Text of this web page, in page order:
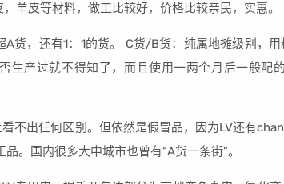
羊皮等材料，做工比较好，价格比较亲民，实惠。
货，还有1：1的货。 C货/B货：纯属地摊级别，用
生产过就不得知了，而且使用一两个月后一般配
不出任何区别。但依然是假冒品，因为LV还有
。国内很多大中城市也曾有“A货一条街”。